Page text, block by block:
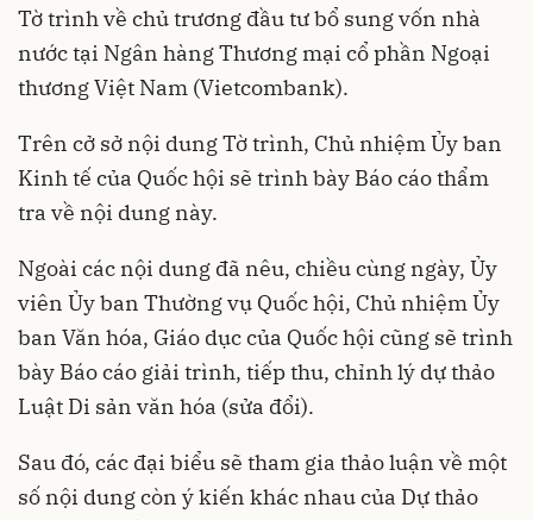
Tờ trình về chủ trương đầu tư bổ sung vốn nhà
nước tại Ngân hàng Thương mại cổ phần Ngoại
thương Việt Nam (Vietcombank).
Trên cở sở nội dung Tờ trình, Chủ nhiệm Ủy ban
Kinh tế của Quốc hội sẽ trình bày Báo cáo thẩm
tra về nội dung này.
Ngoài các nội dung đã nêu, chiều cùng ngày, Ủy
viên Ủy ban Thường vụ Quốc hội, Chủ nhiệm Ủy
ban Văn hóa, Giáo dục của Quốc hội cũng sẽ trình
bày Báo cáo giải trình, tiếp thu, chỉnh lý dự thảo
Luật Di sản văn hóa (sửa đổi).
Sau đó, các đại biểu sẽ tham gia thảo luận về một
số nội dung còn ý kiến khác nhau của Dự thảo